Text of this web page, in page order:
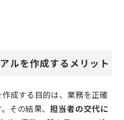
ルを作成するメリット
成する目的は、業務を正確
その結果、 担当者の交代に